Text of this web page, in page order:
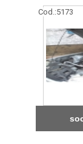
Cod.:5173